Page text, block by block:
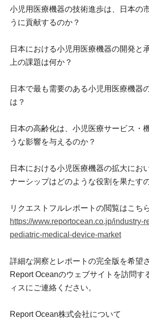
小児用医療機器の技術進歩は、日本の
うに貢献するのか？
日本における小児用医療機器の開発と
上の課題は何か？
日本で最も需要のある小児用医療機器
は？
日本の高齢化は、小児医療サービス・
うな影響を与えるのか？
日本における小児医療機器の拡大にお
ナーシップはどのような役割を果たす
リクエストフルレポートの閲覧はこち
https://www.reportocean.co.jp/industry-
pediatric-medical-device-market
詳細な洞察とレポートの完全版を希望
Report Oceanのウェブサイトを訪問す
ィスにご連絡ください。
Report Ocean株式会社について